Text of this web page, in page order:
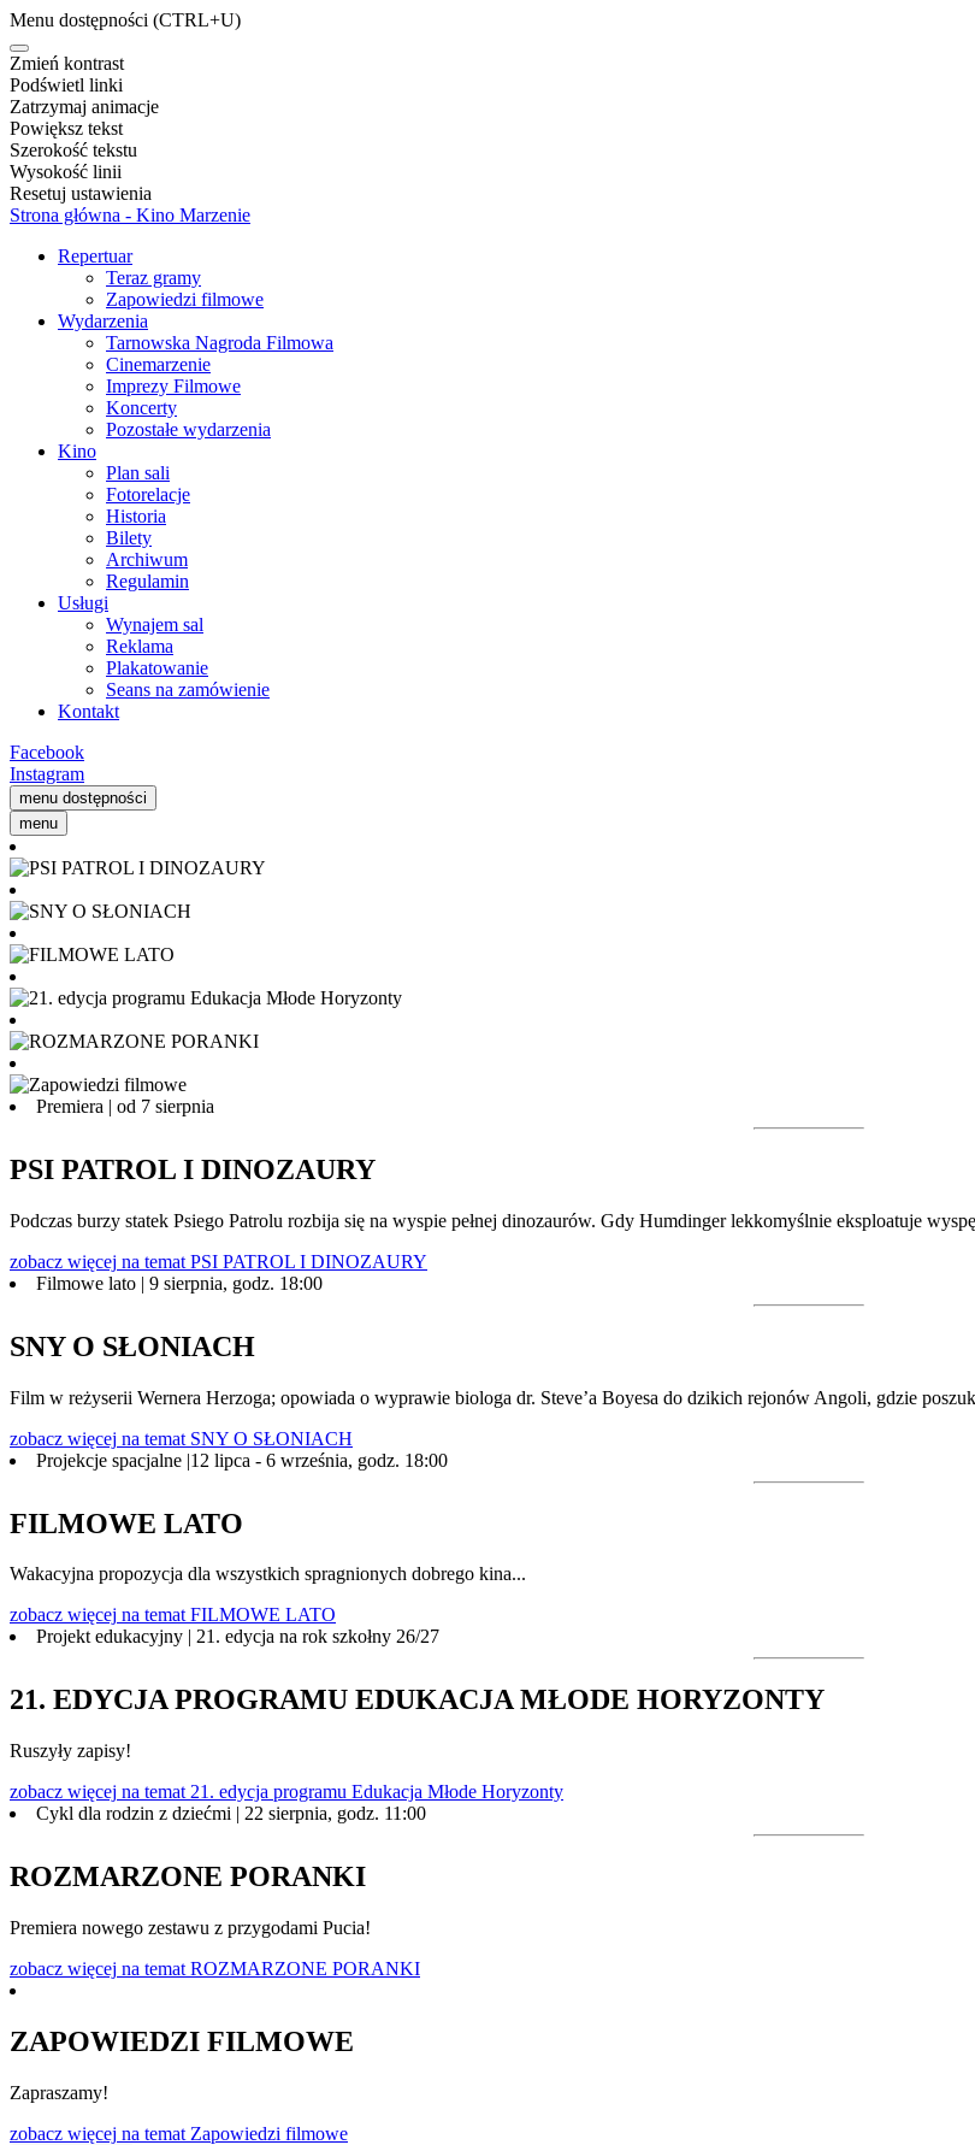
Menu dostępności (CTRL+U)
Zmień kontrast
Podświetl linki
Zatrzymaj animacje
Powiększ tekst
Szerokość tekstu
Wysokość linii
Resetuj ustawienia
Strona główna - Kino Marzenie
Repertuar
Teraz gramy
Zapowiedzi filmowe
Wydarzenia
Tarnowska Nagroda Filmowa
Cinemarzenie
Imprezy Filmowe
Koncerty
Pozostałe wydarzenia
Kino
Plan sali
Fotorelacje
Historia
Bilety
Archiwum
Regulamin
Usługi
Wynajem sal
Reklama
Plakatowanie
Seans na zamówienie
Kontakt
Facebook
Instagram
menu dostępności
menu
Premiera | od 7 sierpnia
PSI PATROL I DINOZAURY
Podczas burzy statek Psiego Patrolu rozbija się na wyspie pełnej dinozaurów. Gdy Humdinger lekkomyślnie eksploatuje
zobacz więcej na temat PSI PATROL I DINOZAURY
Filmowe lato | 9 sierpnia, godz. 18:00
SNY O SŁONIACH
Film w reżyserii Wernera Herzoga; opowiada o wyprawie biologa dr. Steve’a Boyesa do dzikich rejonów Angoli, gdzie
zobacz więcej na temat SNY O SŁONIACH
Projekcje spacjalne |12 lipca - 6 września, godz. 18:00
FILMOWE LATO
Wakacyjna propozycja dla wszystkich spragnionych dobrego kina...
zobacz więcej na temat FILMOWE LATO
Projekt edukacyjny | 21. edycja na rok szkołny 26/27
21. EDYCJA PROGRAMU EDUKACJA MŁODE HORYZONTY
Ruszyły zapisy!
zobacz więcej na temat 21. edycja programu Edukacja Młode Horyzonty
Cykl dla rodzin z dziećmi | 22 sierpnia, godz. 11:00
ROZMARZONE PORANKI
Premiera nowego zestawu z przygodami Pucia!
zobacz więcej na temat ROZMARZONE PORANKI
ZAPOWIEDZI FILMOWE
Zapraszamy!
zobacz więcej na temat Zapowiedzi filmowe